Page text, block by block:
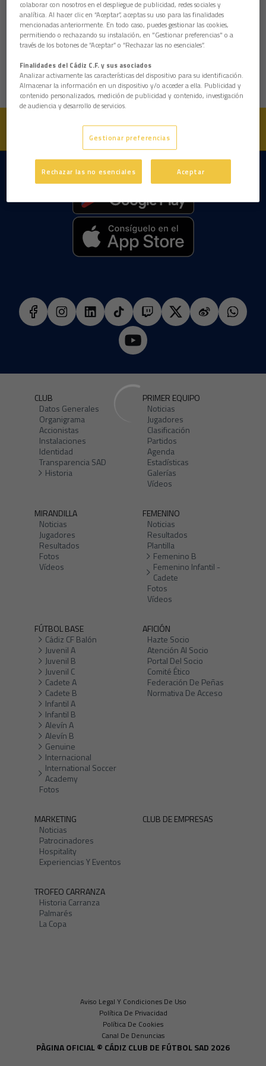
Club PTS PJ
2 UD Almería 0 0
7 Cádiz CF
DESCARGAR LA APP AHORA
CLUB
Datos Generales
Organigrama
Accionistas
Instalaciones
Identidad
Transparencia SAD
Historia
PRIMER EQUIPO
Noticias
Jugadores
Clasificación
Partidos
Agenda
Estadísticas
Galerías
Vídeos
MIRANDILLA
Noticias
Jugadores
Resultados
Fotos
Vídeos
FEMENINO
Noticias
Resultados
Plantilla
Femenino B
Femenino Infantil -
Cadete
Fotos
Vídeos
FÚTBOL BASE
Cádiz CF Balón
Juvenil A
Juvenil B
Juvenil C
Cadete A
Cadete B
Infantil A
Infantil B
Alevín A
Alevín B
Genuine
Internacional
International Soccer
Academy
Fotos
AFICIÓN
Hazte Socio
Atención Al Socio
Portal Del Socio
Comité Ético
Federación De Peñas
Normativa De Acceso
MARKETING
Noticias
Patrocinadores
Hospitality
Experiencias Y Eventos
CLUB DE EMPRESAS
TROFEO CARRANZA
Historia Carranza
Palmarés
La Copa
Aviso Legal Y Condiciones De Uso
Política De Privacidad
Política De Cookies
Canal De Denuncias
PÀGINA OFICIAL © CÁDIZ CLUB DE FÚTBOL SAD 2026
colaborar con nosotros en el despliegue de publicidad, redes sociales y
analítica. Al hacer clic en “Aceptar”, aceptas su uso para las finalidades
mencionadas anteriormente. En todo caso, puedes gestionar las cookies,
permitiendo o rechazando su instalación, en "Gestionar preferencias" o a
través de los botones de “Aceptar” o “Rechazar las no esenciales”.
Finalidades del Cádiz C.F. y sus asociados
Analizar activamente las características del dispositivo para su identificación.
Almacenar la información en un dispositivo y/o acceder a ella. Publicidad y
contenido personalizados, medición de publicidad y contenido, investigación
de audiencia y desarrollo de servicios.
Gestionar preferencias
Rechazar las no esenciales Aceptar